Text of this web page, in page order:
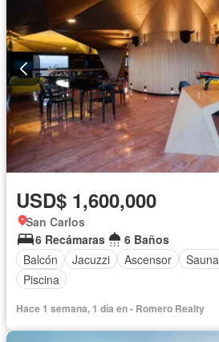
USD$ 1,600,000
San Carlos
6 Recámaras
6 Baños
Balcón
Jacuzzi Ascensor Sauna
Piscina
Hace 1 semana, 1 día en - Romero Realty